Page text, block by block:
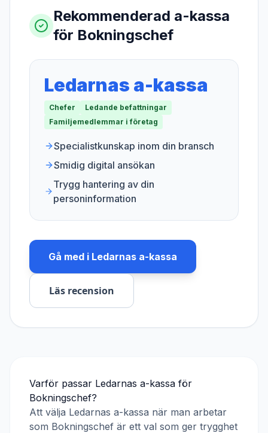
Rekommenderad a-kassa
för Bokningschef
Ledarnas a-kassa
Chefer
Ledande befattningar
Familjemedlemmar i företag
Specialistkunskap inom din bransch
Smidig digital ansökan
Trygg hantering av din
personinformation
Gå med i Ledarnas a-kassa
Läs recension
Varför passar Ledarnas a-kassa för
Bokningschef?
Att välja Ledarnas a-kassa när man arbetar
som Bokningschef är ett val som ger trygghet